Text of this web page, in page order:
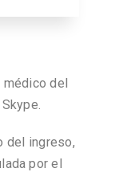
médico del
del ingreso,
por el